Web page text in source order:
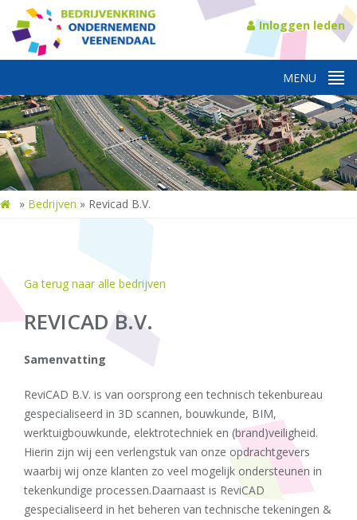
Inloggen leden
» Bedrijven » Revicad B.V.
Ga terug naar alle bedrijven
REVICAD B.V.
Samenvatting
ReviCAD B.V. is van oorsprong een technisch tekenbureau
gespecialiseerd in 3D scannen, bouwkunde, BIM,
werktuigbouwkunde, elektrotechniek en (brand)veiligheid.
Hierin zijn wij een verlengstuk van onze opdrachtgevers
waarbij wij onze klanten zo veel mogelijk ondersteunen in
tekenkundige processen.Daarnaast is ReviCAD
gespecialiseerd in het beheren van technische tekeningen &